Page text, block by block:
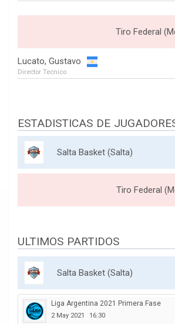
Tiro Federal
Lucato, Gustavo
Director Tecnico
ESTADISTICAS DE
Salta Basket (Salta)
Tiro Federal
ULTIMOS PARTIDOS
Salta Basket (Salta)
Liga Argentina 2021 Primera Fase
2 May 2021 16:30